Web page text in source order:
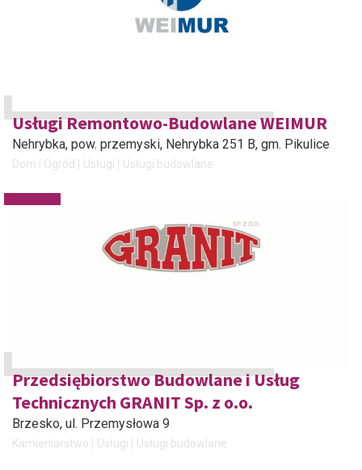
Usługi Remontowo-Budowlane WEIMUR
Nehrybka, pow. przemyski, Nehrybka 251 B, gm. Pikulice
Dom i Ogród Usługi Usługi budowlane
Przedsiębiorstwo Budowlane i Usług
Technicznych GRANIT Sp. z o.o.
Brzesko, ul. Przemysłowa 9
Kamieniarstwo Usługi Usługi budowlane